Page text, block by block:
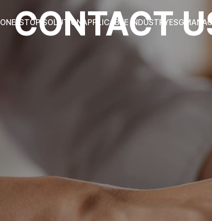
ONE-STOP SOLUTION APPLICABLE INDUSTRYESG
CONTACT